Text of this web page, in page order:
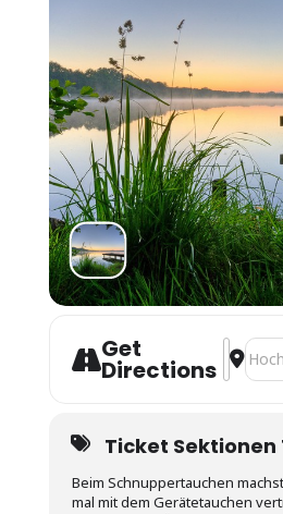
Get
Directions
Ticket Sektionen
Beim Schnuppertauchen
mal mit dem Gerätetauchen